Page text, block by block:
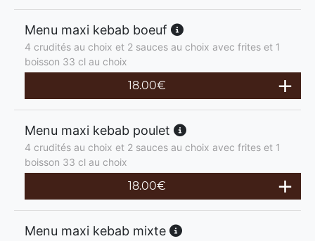
Menu maxi kebab boeuf
4 crudités au choix et 2 sauces au choix avec frites et 1
boisson 33 cl au choix
18.00€
Menu maxi kebab poulet
4 crudités au choix et 2 sauces au choix avec frites et 1
boisson 33 cl au choix
18.00€
Menu maxi kebab mixte